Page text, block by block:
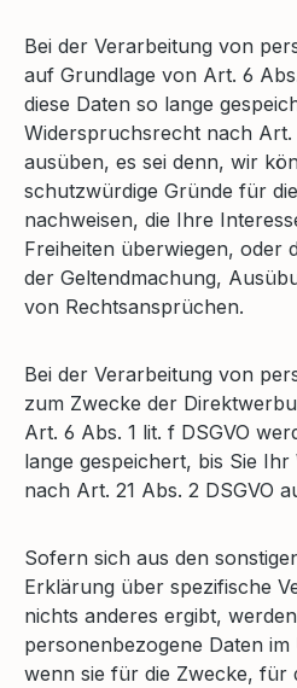
Bei der Verarbeitung von
auf Grundlage von Art. 6
diese Daten so lange
Widerspruchsrecht nach Art.
ausüben, es sei denn, wir
schutzwürdige Gründe für
nachweisen, die Ihre
Freiheiten überwiegen, oder
der Geltendmachung,
von Rechtsansprüchen.
Bei der Verarbeitung von
zum Zwecke der
Art. 6 Abs. 1 lit. f DSGVO
lange gespeichert, bis Sie
nach Art. 21 Abs. 2 DSGVO
Sofern sich aus den
Erklärung über spezifische
nichts anderes ergibt,
personenbezogene Daten
wenn sie für die Zwecke, für